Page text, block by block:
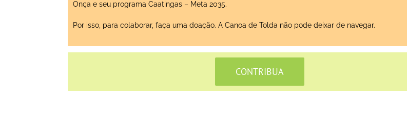
Onça e seu programa Caatingas – Meta 2035.
Por isso, para colaborar, faça uma doação. A Canoa de Tolda não pode deixar de navegar.
CONTRIBUA